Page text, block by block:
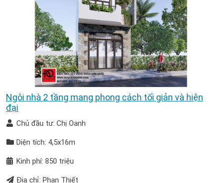
Ngôi nhà 2 tầng mang phong cách tối giản và hiện
đại
Chủ đầu tư: Chị Oanh
Diện tích: 4,5x16m
Kinh phí: 850 triệu
Địa chỉ: Phan Thiết